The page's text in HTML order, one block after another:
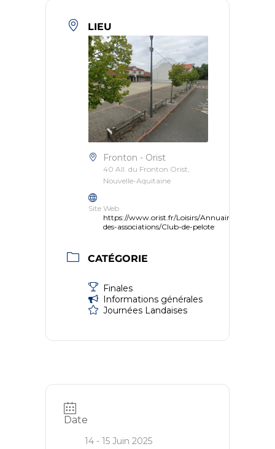
LIEU
Fronton - Orist
40 All. du Fronton Orist,
Nouvelle-Aquitaine
Site Web
https://www.orist.fr/Loisirs/Annuaire-
des-associations/Club-de-pelote
CATÉGORIE
Finales
Informations générales
Journées Landaises
Date
14 - 15 Juin 2025